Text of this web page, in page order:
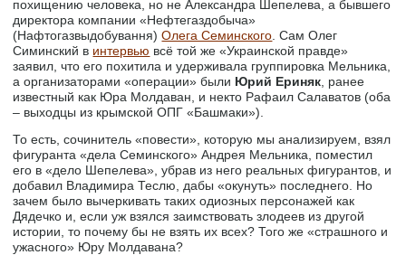
похищению человека, но не Александра Шепелева, а бывшего
директора компании «Нефтегаздобыча»
(Нафтогазвыдобування)Олега Семинского . Сам Олег
Симинский в интервью всё той же «Украинской правде»
заявил, что его похитила и удерживала группировка Мельника,
а организаторами «операции» были Юрий Ериняк , ранее
известный как Юра Молдаван, и некто Рафаил Салаватов (оба
– выходцы из крымской ОПГ «Башмаки»).
То есть, сочинитель «повести», которую мы анализируем, взял
фигуранта «дела Семинского» Андрея Мельника, поместил
его в «дело Шепелева», убрав из него реальных фигурантов, и
добавил Владимира Теслю, дабы «окунуть» последнего. Но
зачем было вычеркивать таких одиозных персонажей как
Дядечко и, если уж взялся заимствовать злодеев из другой
истории, то почему бы не взять их всех? Того же «страшного и
ужасного» Юру Молдавана?